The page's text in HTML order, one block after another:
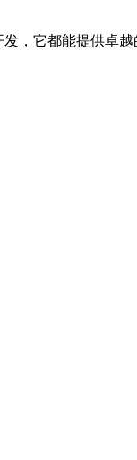
，它都能提供卓